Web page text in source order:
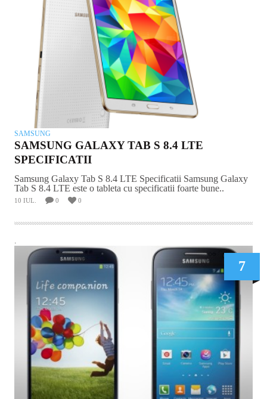
SAMSUNG
SAMSUNG GALAXY TAB S 8.4 LTE
SPECIFICATII
Samsung Galaxy Tab S 8.4 LTE Specificatii Samsung Galaxy
Tab S 8.4 LTE este o tableta cu specificatii foarte bune..
10 IUL. 0 0
.
7